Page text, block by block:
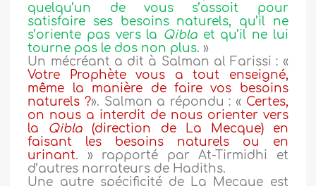
quelqu’un de vous s’assoit pour
satisfaire ses besoins naturels, qu’il ne
s’oriente pas vers la Qibla et qu’il ne lui
tourne pas le dos non plus. »
Un mécréant a dit à Salman al Farissi : «
Votre Prophète vous a tout enseigné,
même la manière de faire vos besoins
naturels ?». Salman a répondu : « Certes,
on nous a interdit de nous orienter vers
la Qibla (direction de La Mecque) en
faisant les besoins naturels ou en
urinant. » rapporté par At-Tirmidhi et
d’autres narrateurs de Hadiths.
Une autre spécificité de La Mecque est